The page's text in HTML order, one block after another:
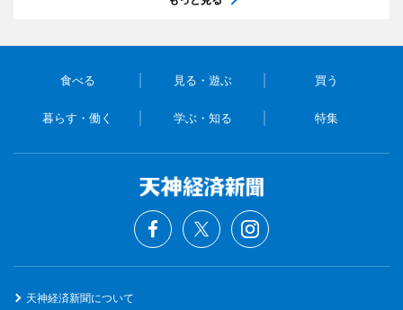
食べる 見る・遊ぶ 買う
暮らす・働く 学ぶ・知る 特集
天神経済新聞について